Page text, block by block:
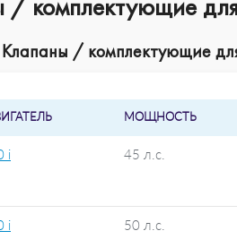
/ комплектующие
/ комплектующие
МОЩНОСТЬ
i 45 л.с.
i 50 л.с.